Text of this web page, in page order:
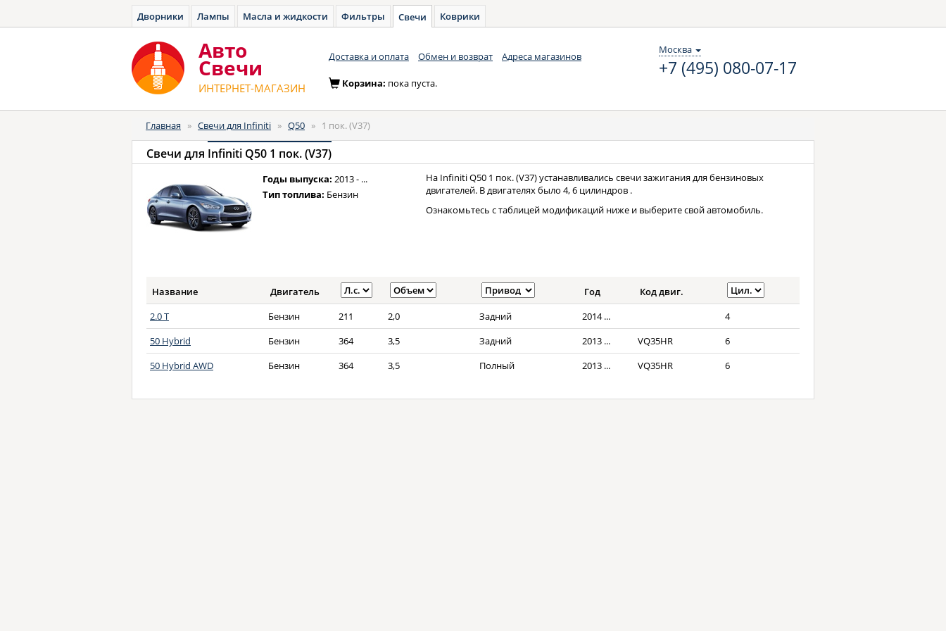
Дворники Лампы Масла и жидкости Фильтры Свечи Коврики
Авто
Cвечи
ИНТЕРНЕТ-МАГАЗИН
Доставка и оплата Обмен и возврат Адреса магазинов
Москва
+7 (495) 080-07-17
Корзина: пока пуста.
Главная » Свечи для Infiniti » Q50 » 1 пок. (V37)
Свечи для Infiniti Q50 1 пок. (V37)
Годы выпуска: 2013 - ...
Тип топлива: Бензин
На Infiniti Q50 1 пок. (V37) устанавливались свечи зажигания для бензиновых
двигателей. В двигателях было 4, 6 цилиндров .
Ознакомьтесь с таблицей модификаций ниже и выберите свой автомобиль.
Название Двигатель Год
Код двиг.
2.0 T
Бензин 211 2,0 Задний 2014 ...
4
50 Hybrid
Бензин 364 3,5 Задний 2013 ... VQ35HR
6
50 Hybrid AWD
Бензин 364 3,5 Полный 2013 ... VQ35HR 6